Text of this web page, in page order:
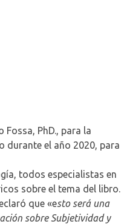
PhD., para la
durante el año 2020, para
todos especialistas en
sobre el tema del libro.
que «esto será una
sobre Subjetividad y